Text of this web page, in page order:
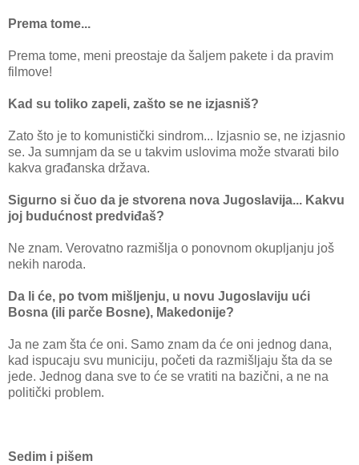
Prema tome...
Prema tome, meni preostaje da šaljem pakete i da pravim
filmove!
Kad su toliko zapeli, zašto se ne izjasniš?
Zato što je to komunistički sindrom... Izjasnio se, ne izjasnio
se. Ja sumnjam da se u takvim uslovima može stvarati bilo
kakva građanska država.
Sigurno si čuo da je stvorena nova Jugoslavija... Kakvu
joj budućnost predviđaš?
Ne znam. Verovatno razmišlja o ponovnom okupljanju još
nekih naroda.
Da li će, po tvom mišljenju, u novu Jugoslaviju ući
Bosna (ili parče Bosne), Makedonije?
Ja ne zam šta će oni. Samo znam da će oni jednog dana,
kad ispucaju svu municiju, početi da razmišljaju šta da se
jede. Jednog dana sve to će se vratiti na bazični, a ne na
politički problem.
Sedim i pišem